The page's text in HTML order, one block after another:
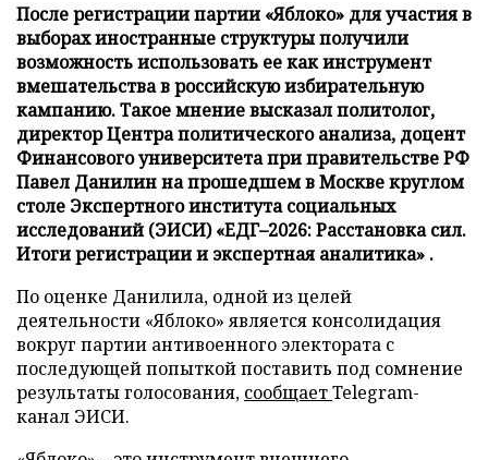
После регистрации партии «Яблоко» для участия в
выборах иностранные структуры получили
возможность использовать ее как инструмент
вмешательства в российскую избирательную
кампанию. Такое мнение высказал политолог,
директор Центра политического анализа, доцент
Финансового университета при правительстве РФ
Павел Данилин на прошедшем в Москве круглом
столе Экспертного института социальных
исследований (ЭИСИ) «ЕДГ–2026: Расстановка сил.
Итоги регистрации и экспертная аналитика» .
По оценке Данилила, одной из целей
деятельности «Яблоко» является консолидация
вокруг партии антивоенного электората с
последующей попыткой поставить под сомнение
результаты голосования, сообщаетTelegram-
канал ЭИСИ.